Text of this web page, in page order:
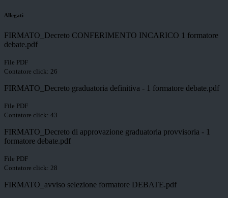
Allegati
FIRMATO_Decreto CONFERIMENTO INCARICO 1 formatore
debate.pdf
File PDF
Contatore click: 26
FIRMATO_Decreto graduatoria definitiva - 1 formatore debate.pdf
File PDF
Contatore click: 43
FIRMATO_Decreto di approvazione graduatoria provvisoria - 1
formatore debate.pdf
File PDF
Contatore click: 28
FIRMATO_avviso selezione formatore DEBATE.pdf